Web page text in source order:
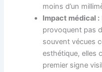
moins d’un
Impact médical :
provoquent pas
souvent vécues
esthétique, elles
premier signe